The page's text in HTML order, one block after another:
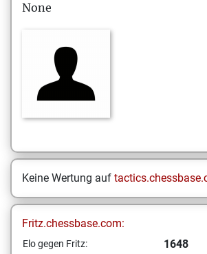
None
Keine Wertung auf
Fritz.chessbase.com:
Elo gegen Fritz: 1648